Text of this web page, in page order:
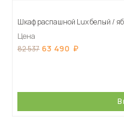
Шкаф распашной Lux белый /
Цена
82 537 63 490
В